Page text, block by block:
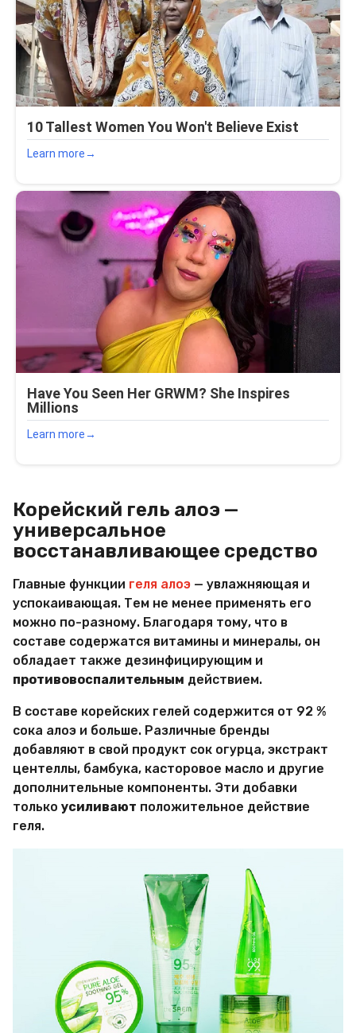
Корейский гель алоэ —
универсальное
восстанавливающее средство
Главные функции геля алоэ — увлажняющая и
успокаивающая. Тем не менее применять его
можно по-разному. Благодаря тому, что в
составе содержатся витамины и минералы, он
обладает также дезинфицирующим и
противовоспалительным действием.
В составе корейских гелей содержится от 92 %
сока алоэ и больше. Различные бренды
добавляют в свой продукт сок огурца, экстракт
центеллы, бамбука, касторовое масло и другие
дополнительные компоненты. Эти добавки
только усиливают положительное действие
геля.